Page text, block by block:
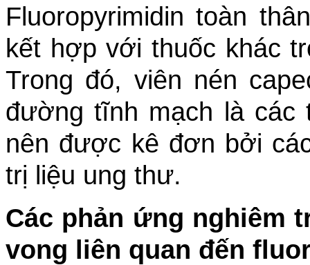
Fluoropyrimidin toàn
kết hợp với thuốc khác
Trong đó, viên nén
đường tĩnh mạch là các
nên được kê đơn bởi
trị liệu ung thư.
Các phản ứng nghiêm
vong liên quan đến